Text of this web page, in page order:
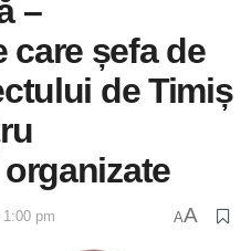
–
care șefa de
de Timiș
pm AA